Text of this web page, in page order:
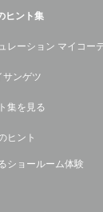
ヒント集
レーション マイコー
サンゲツ
集を見る
ヒント
ショールーム体験